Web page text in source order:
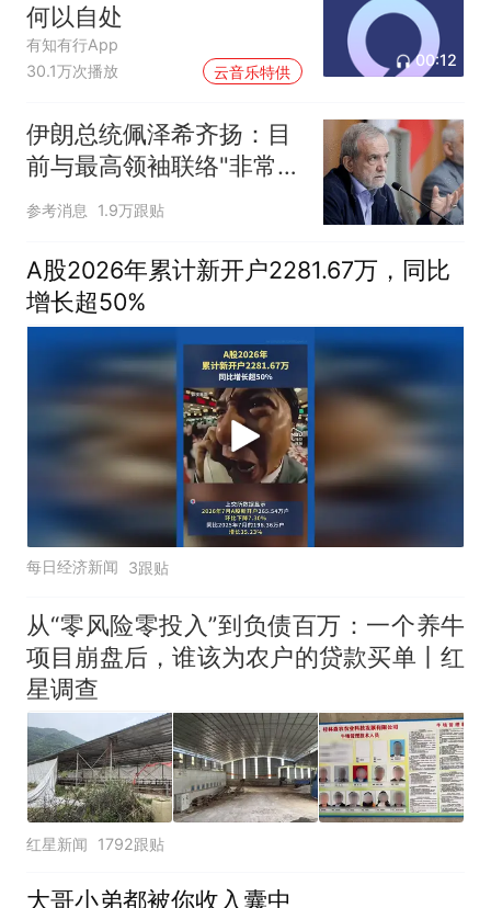
何以自处
有知有行App
30.1万次播放
云音乐特供
00:12
伊朗总统佩泽希齐扬：目
前与最高领袖联络"非常困
难"
参考消息 1.9万跟贴
A股2026年累计新开户2281.67万，同比
增长超50%
每日经济新闻 3跟贴
从“零风险零投入”到负债百万：一个养牛
项目崩盘后，谁该为农户的贷款买单丨红
星调查
红星新闻 1792跟贴
大哥小弟都被你收入囊中